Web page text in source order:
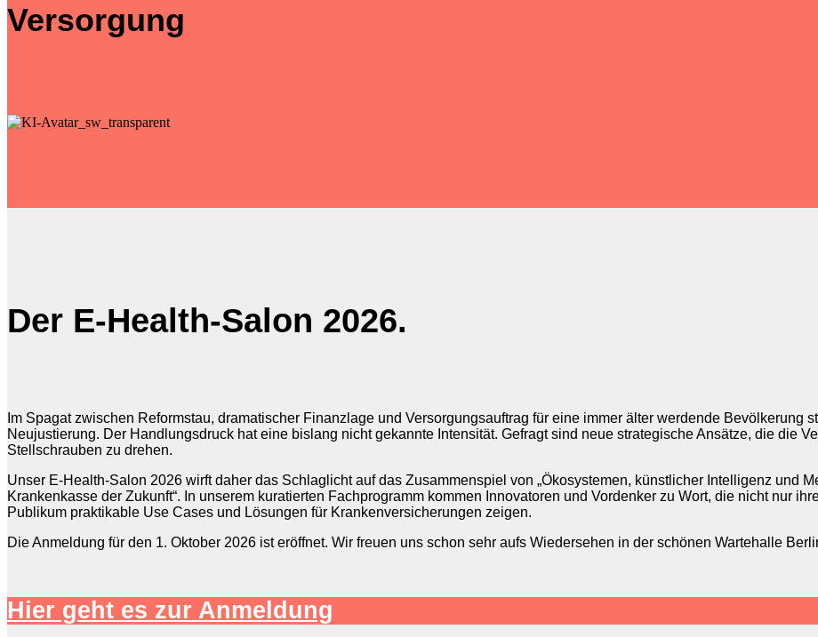
Versorgung
Der E-Health-Salon 2026.
Im Spagat zwischen Reformstau, dramatischer Finanzlage und Versorgungsauftrag für eine immer älter werdende Bevölkerung
Neujustierung. Der Handlungsdruck hat eine bislang nicht gekannte Intensität. Gefragt sind neue strategische Ansätze, die die
Stellschrauben zu drehen.
Unser E-Health-Salon 2026 wirft daher das Schlaglicht auf das Zusammenspiel von „Ökosystemen, künstlicher Intelligenz und
Krankenkasse der Zukunft“. In unserem kuratierten Fachprogramm kommen Innovatoren und Vordenker zu Wort, die nicht nur
Publikum praktikable Use Cases und Lösungen für Krankenversicherungen zeigen.
Die Anmeldung für den 1. Oktober 2026 ist eröffnet. Wir freuen uns schon sehr aufs Wiedersehen in der schönen Wartehalle
Hier geht es zur Anmeldung